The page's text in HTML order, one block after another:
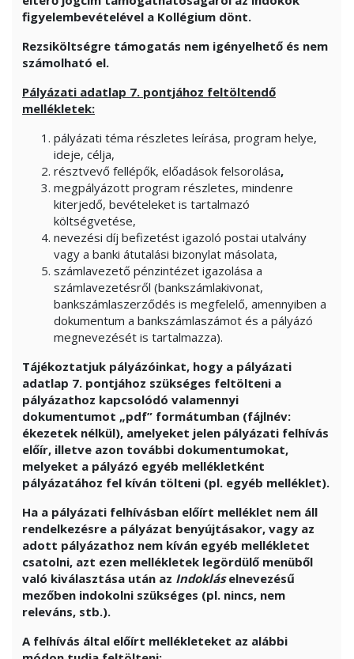
figyelembevételével a Kollégium dönt.
Rezsiköltségre támogatás nem igényelhető és nem
számolható el.
Pályázati adatlap 7. pontjához feltöltendő
mellékletek:
pályázati téma részletes leírása, program helye,
ideje, célja,
résztvevő fellépők, előadások felsorolása,
megpályázott program részletes, mindenre
kiterjedő, bevételeket is tartalmazó
költségvetése,
nevezési díj befizetést igazoló postai utalvány
vagy a banki átutalási bizonylat másolata,
számlavezető pénzintézet igazolása a
számlavezetésről (bankszámlakivonat,
bankszámlaszerződés is megfelelő, amennyiben a
dokumentum a bankszámlaszámot és a pályázó
megnevezését is tartalmazza).
Tájékoztatjuk pályázóinkat, hogy a pályázati
adatlap 7. pontjához szükséges feltölteni a
pályázathoz kapcsolódó valamennyi
dokumentumot „pdf” formátumban (fájlnév:
ékezetek nélkül), amelyeket jelen pályázati felhívás
előír, illetve azon további dokumentumokat,
melyeket a pályázó egyéb mellékletként
pályázatához fel kíván tölteni (pl. egyéb melléklet).
Ha a pályázati felhívásban előírt melléklet nem áll
rendelkezésre a pályázat benyújtásakor, vagy az
adott pályázathoz nem kíván egyéb mellékletet
csatolni, azt ezen mellékletek legördülő menüből
való kiválasztása után az Indokláselnevezésű
mezőben indokolni szükséges (pl. nincs, nem
releváns, stb.).
A felhívás által előírt mellékleteket az alábbi